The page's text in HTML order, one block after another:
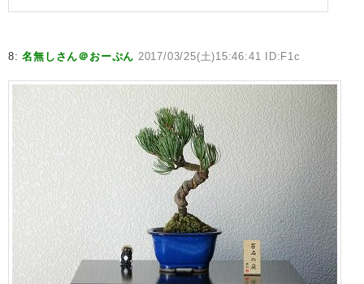
8:名無しさん＠おーぷん 2017/03/25(土)15:46:41 ID:F1c